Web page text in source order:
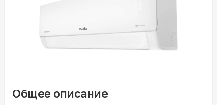
Общее описание